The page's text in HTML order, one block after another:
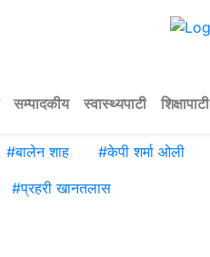
सम्पादकीय स्वास्थ्यपाटी शिक्षापाटी
#बालेन शाह #केपी शर्मा ओली
#प्रहरी खानतलास